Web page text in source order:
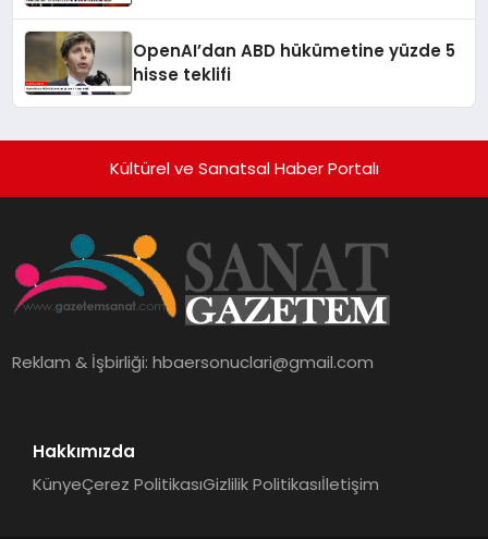
OpenAI’dan ABD hükümetine yüzde 5
hisse teklifi
Kültürel ve Sanatsal Haber Portalı
Reklam & İşbirliği:hbaersonuclari@gmail.com
Hakkımızda
KünyeÇerez PolitikasıGizlilik Politikasıİletişim